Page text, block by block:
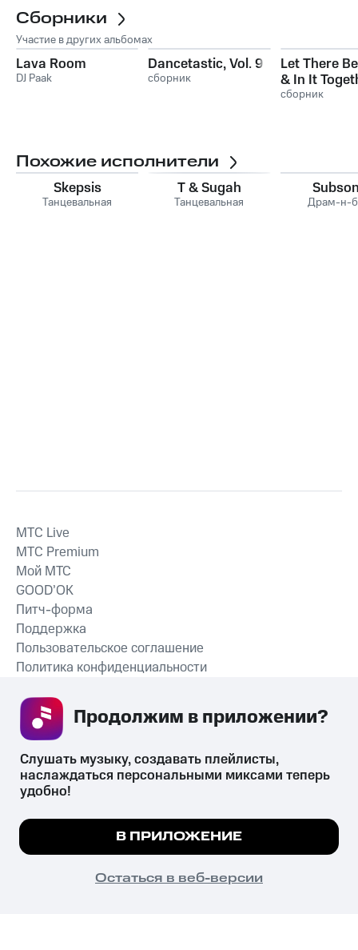
Сборники
Участие в других альбомах
Lava Room
DJ Paak
Dancetastic, Vol. 9
сборник
Let There
& In It
Records -
сборник
Похожие исполнители
Skepsis
Танцевальная
T & Sugah
Танцевальная Драм-н-
СКАЧАТЬ ПРИЛОЖЕНИЕ
MTС Live
MTС Premium
Мой МТС
GOOD’OK
Питч-форма
Поддержка
Пользовательское соглашение
Политика конфиденциальности
психотропных веществ, их аналогов причиняет вред здоровью,
их незаконный оборот запрещён и влечёт установленную
законодательством ответственность.
© 2026 ООО «КИОН».
Все права защищены
Мы используем куки, чтобы на сайте все
Подробнее
ПОНЯТНО
Слушать музыку, создавать плейлисты,
наслаждаться персональными миксами теперь
удобно!
В ПРИЛОЖЕНИЕ
Остаться в веб-версии